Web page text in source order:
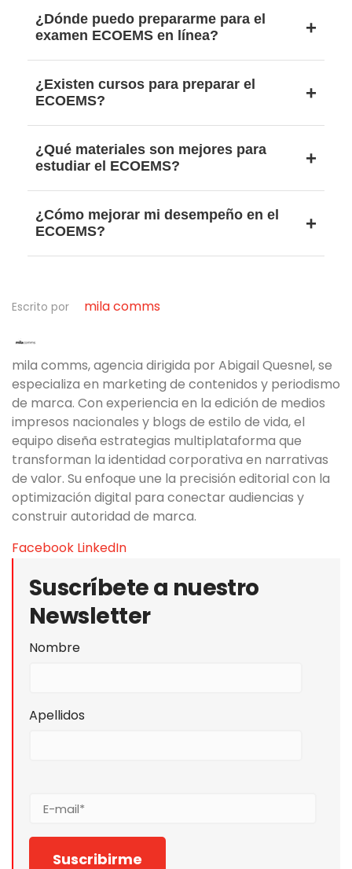
¿Dónde puedo prepararme para el
examen ECOEMS en línea?
digitales y cursos en línea que ofrecen
ejercicios tipo examen.
¿Existen cursos para preparar el
ECOEMS?
ayudan a reforzar habilidades clave y practicar
el tipo de preguntas del examen.
¿Qué materiales son mejores para
estudiar el ECOEMS?
simuladores y ejercicios prácticos que te
permitan aplicar conocimientos.
¿Cómo mejorar mi desempeño en el
ECOEMS?
razonamiento.
Escrito por mila comms
mila comms, agencia dirigida por Abigail Quesnel, se
especializa en marketing de contenidos y periodismo
de marca. Con experiencia en la edición de medios
impresos nacionales y blogs de estilo de vida, el
equipo diseña estrategias multiplataforma que
transforman la identidad corporativa en narrativas
de valor. Su enfoque une la precisión editorial con la
optimización digital para conectar audiencias y
construir autoridad de marca.
Facebook LinkedIn
Suscríbete a nuestro
Newsletter
Nombre
Apellidos